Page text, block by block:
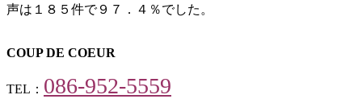
声は１８５件で９７．４％でした。
COUP DE COEUR
TEL： 086-952-5559